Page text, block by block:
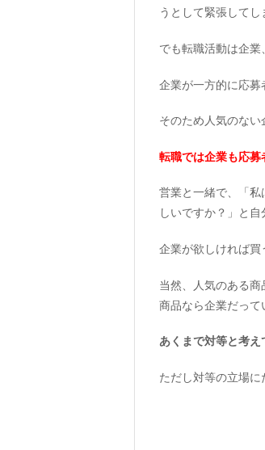
うとして緊張してし
でも転職活動は企業
企業が一方的に応募
そのため人気のない
転職では企業も応募
営業と一緒で、「
しいですか？」と自
企業が欲しければ買
当然、人気のある
商品なら企業だって
あくまで対等と考え
ただし対等の立場に